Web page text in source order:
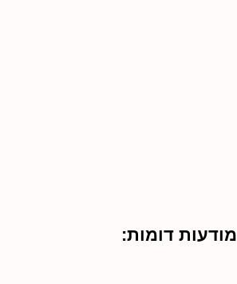
מודעות דומות: